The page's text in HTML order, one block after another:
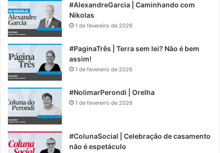
#AlexandreGarcia | Caminhando com
Nikolas
1 de fevereiro de 2026
#PaginaTrês | Terra sem lei? Não é bem
assim!
1 de fevereiro de 2026
#NolimarPerondi | Orelha
1 de fevereiro de 2026
#ColunaSocial | Celebração de casamento
não é espetáculo